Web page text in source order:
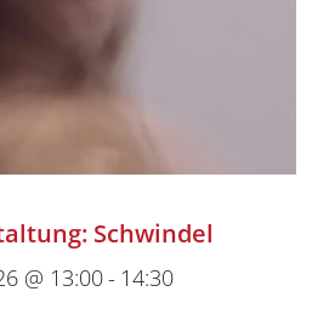
Schwindel
@ 13:00- 14:30